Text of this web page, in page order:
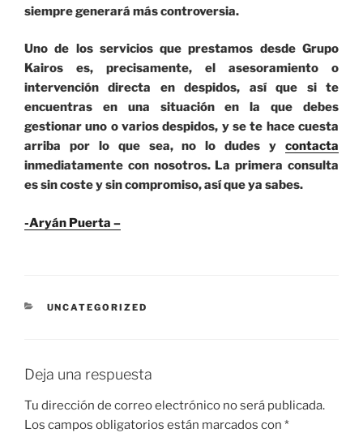
siempre generará más controversia.
Uno de los servicios que prestamos desde Grupo
Kairos es, precisamente, el asesoramiento o
intervención directa en despidos, así que si te
encuentras en una situación en la que debes
gestionar uno o varios despidos, y se te hace cuesta
arriba por lo que sea, no lo dudes y contacta
inmediatamente con nosotros. La primera consulta
es sin coste y sin compromiso, así que ya sabes.
-Aryán Puerta –
CATEGORÍAS
UNCATEGORIZED
Deja una respuesta
Tu dirección de correo electrónico no será publicada.
Los campos obligatorios están marcados con *